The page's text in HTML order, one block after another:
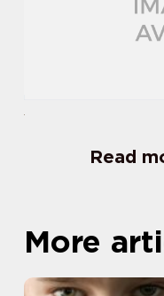
Read
More